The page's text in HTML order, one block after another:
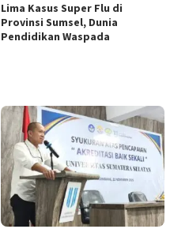
Lima Kasus Super Flu di
Provinsi Sumsel, Dunia
Pendidikan Waspada